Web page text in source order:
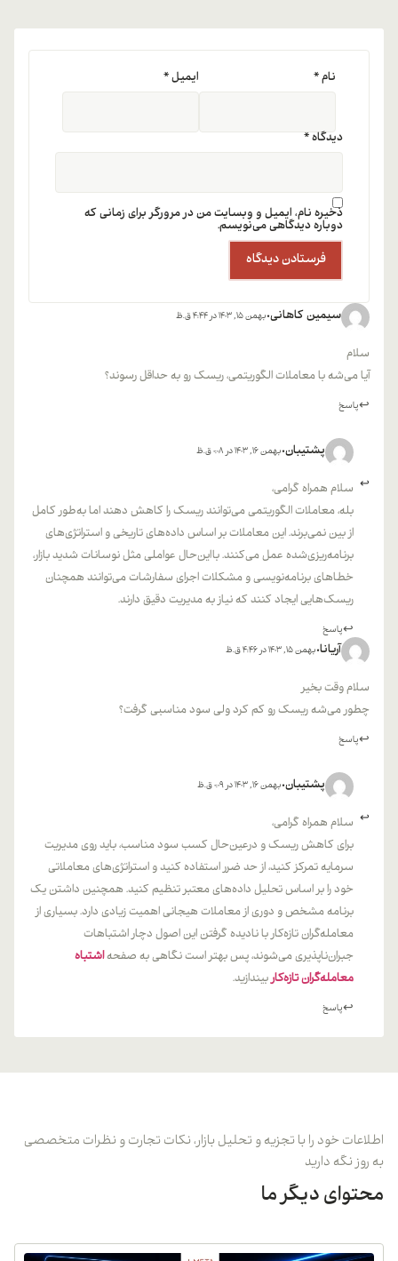
سیمین کاهانی بهمن 15, 1403 در 4:44 ق.ظ
سلام
آیا می‌شه با معاملات الگوریتمی، ریسک رو به حداقل رسوند؟
پاسخ
پشتیبان بهمن 16, 1403 در 0:08 ق.ظ
سلام همراه گرامی،
بله، معاملات الگوریتمی می‌توانند ریسک را کاهش دهند اما به‌طور کامل
از بین نمی‌برند. این معاملات بر اساس داده‌های تاریخی و استراتژی‌های
برنامه‌ریزی‌شده عمل می‌کنند. بااین‌حال عواملی مثل نوسانات شدید بازار،
خطاهای برنامه‌نویسی و مشکلات اجرای سفارشات می‌توانند همچنان
ریسک‌هایی ایجاد کنند که نیاز به مدیریت دقیق دارند.
پاسخ
آریانا بهمن 15, 1403 در 4:46 ق.ظ
سلام وقت بخیر
چطور می‌شه ریسک رو کم کرد ولی سود مناسبی گرفت؟
پاسخ
پشتیبان بهمن 16, 1403 در 0:09 ق.ظ
سلام همراه گرامی،
برای کاهش ریسک و درعین‌حال کسب سود مناسب، باید روی مدیریت
سرمایه تمرکز کنید، از حد ضرر استفاده کنید و استراتژی‌های معاملاتی
خود را بر اساس تحلیل داده‌های معتبر تنظیم کنید. همچنین داشتن یک
برنامه مشخص و دوری از معاملات هیجانی اهمیت زیادی دارد. بسیاری از
معامله‌گران تازه‌کار با نادیده گرفتن این اصول دچار اشتباهات
جبران‌ناپذیری می‌شوند، پس بهتر است نگاهی به صفحهاشتباه
معامله‌گران تازه‌کاربیندازید.
پاسخ
دیدگاه*
نام* ایمیل*
ذخیره نام، ایمیل و وبسایت من در مرورگر برای زمانی که
دوباره دیدگاهی می‌نویسم.
اطلاعات خود را با تجزیه و تحلیل بازار، نکات تجارت و نظرات متخصصی
به روز نگه دارید
محتوای دیگر ما